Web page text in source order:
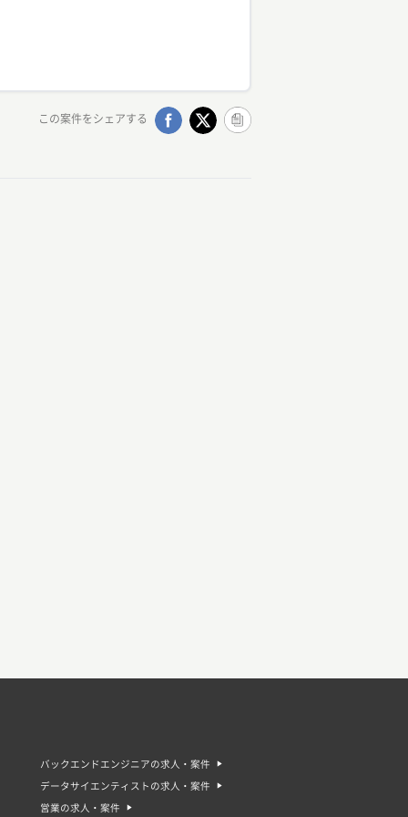
この案件をシェアする
バックエンドエンジニアの求人・案件
データサイエンティストの求人・案件
営業の求人・案件